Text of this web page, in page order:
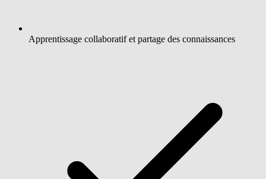
Apprentissage collaboratif et partage des connaissances